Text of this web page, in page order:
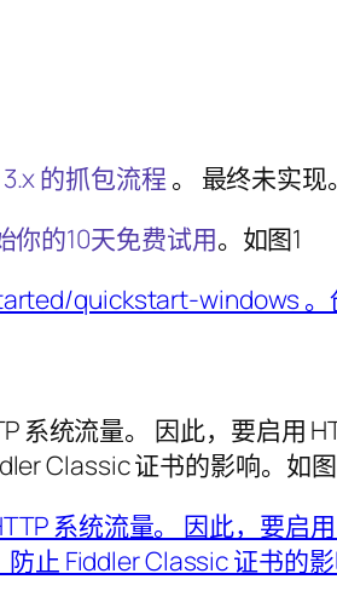
的抓包流程 。 最终未实现
你的10天免费试用。如图1
系统流量。 因此，要启用
Classic 证书的影响。如